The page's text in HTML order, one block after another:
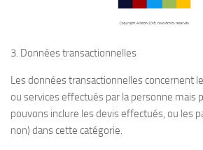
3. Données transactionnelles
Les données transactionnelles concernent
ou services effectués par la personne mais
pouvons inclure les devis effectués, ou les
non) dans cette catégorie.